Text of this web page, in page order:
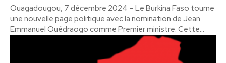
Ouagadougou, 7 décembre 2024 – Le Burkina Faso tourne
une nouvelle page politique avec la nomination de Jean
Emmanuel Ouédraogo comme Premier ministre. Cette...